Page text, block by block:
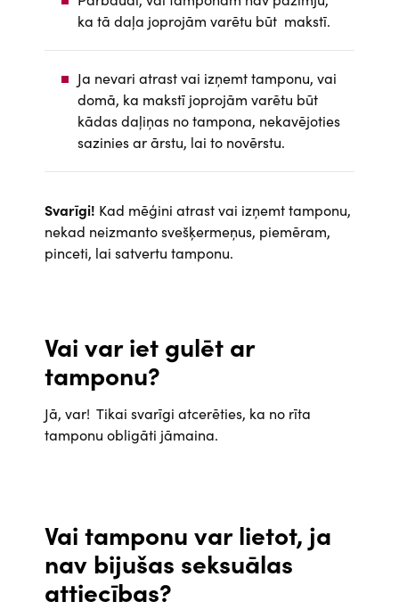
ka tā daļa joprojām varētu būt makstī.
Ja nevari atrast vai izņemt tamponu, vai
domā, ka makstī joprojām varētu būt
kādas daļiņas no tampona, nekavējoties
sazinies ar ārstu, lai to novērstu.
Svarīgi! Kad mēģini atrast vai izņemt tamponu,
nekad neizmanto svešķermeņus, piemēram,
pinceti, lai satvertu tamponu.
Vai var iet gulēt ar
tamponu?
Jā, var! Tikai svarīgi atcerēties, ka no rīta
tamponu obligāti jāmaina.
Vai tamponu var lietot, ja
nav bijušas seksuālas
attiecības?